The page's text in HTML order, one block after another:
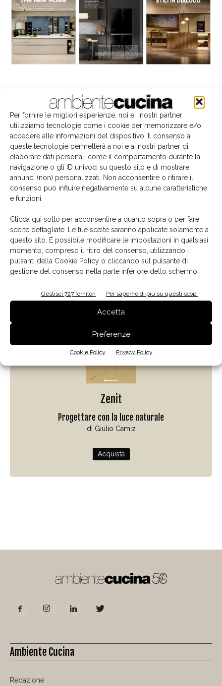
Per fornire le migliori esperienze, noi e i nostri partner
utilizziamo tecnologie come i cookie per memorizzare e/o
accedere alle informazioni del dispositivo. Il consenso a
queste tecnologie permetterà a noi e ai nostri partner di
elaborare dati personali come il comportamento durante la
navigazione o gli ID univoci su questo sito e di mostrare
annunci (non) personalizzati. Non acconsentire o ritirare il
consenso può influire negativamente su alcune caratteristiche
e funzioni.
Clicca qui sotto per acconsentire a quanto sopra o per fare
scelte dettagliate. Le tue scelte saranno applicate solamente a
questo sito. È possibile modificare le impostazioni in qualsiasi
momento, compreso il ritiro del consenso, utilizzando i
pulsanti della Cookie Policy o cliccando sul pulsante di
gestione del consenso nella parte inferiore dello schermo.
Gestisci 727 fornitori Per saperne di più su questi scopi
Accetta
Preferenze
Cookie Policy Privacy Policy
La biblioteca dei brand
Zenit
Progettare con la luce naturale
di Giulio Camiz
Acquista
Ambiente Cucina
Redazione